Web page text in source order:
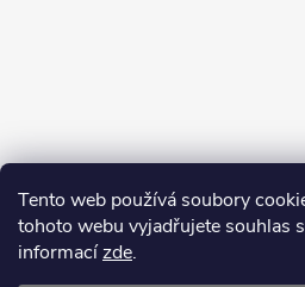
Tento web používá soubory
tohoto webu vyjadřujete souhlas
informacízde.
Spolupracujeme